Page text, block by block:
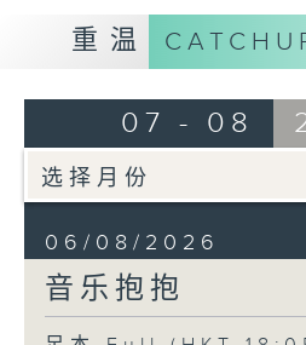
重温
07 - 08
06/08/2026
音乐抱抱